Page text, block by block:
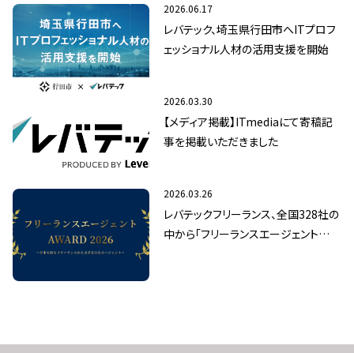
2026.06.17
レバテック、埼玉県行田市へITプロフ
ェッショナル人材の活用支援を開始
2026.03.30
【メディア掲載】ITmediaにて寄稿記
事を掲載いただきました
2026.03.26
レバテックフリーランス、全国328社の
中から「フリーランスエージェント